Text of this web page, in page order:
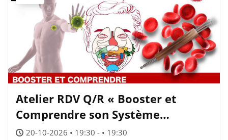
Atelier RDV Q/R « Booster et
Comprendre son Système
Immunitaire »
20-10-2026 • 19:30 - • 19:30